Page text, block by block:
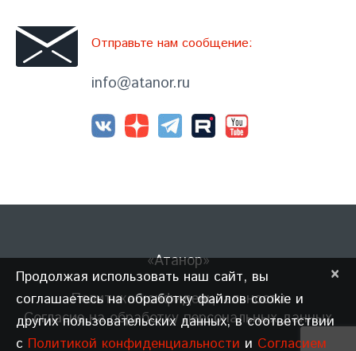
Отправьте нам сообщение:
info@atanor.ru
«Атанор»
Политика конфиденциальности
Согласие на обработку персональных данных
×
Продолжая использовать наш сайт, вы
соглашаетесь на обработку файлов cookie и
других пользовательских данных, в соответствии
с Политикой конфиденциальности и Согласием